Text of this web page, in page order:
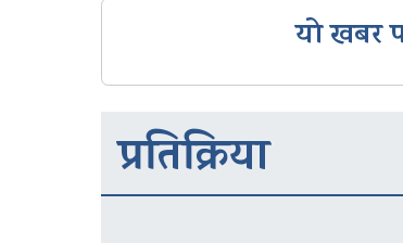
यो खबर
प्रतिक्रिया